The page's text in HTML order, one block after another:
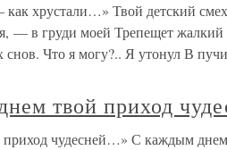
хрустали…» Твой детский
— в груди моей Трепещет жалкий
снов. Что я могу?.. Я утонул В
твой приход
чудесней…» С каждым днем